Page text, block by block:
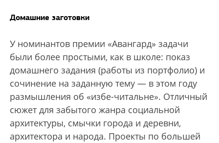
Домашние заготовки
У номинантов премии «Авангард» задачи
были более простыми, как в школе: показ
домашнего задания (работы из портфолио) и
сочинение на заданную тему — в этом году
размышления об «избе-читальне». Отличный
сюжет для забытого жанра социальной
архитектуры, смычки города и деревни,
архитектора и народа. Проекты по большей